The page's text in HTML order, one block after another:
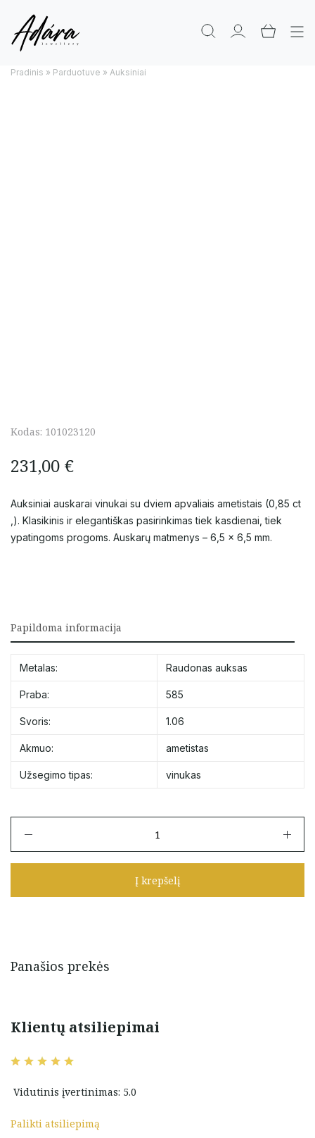
Pradinis » Parduotuve » Auksiniai
Kodas: 101023120
231,00 €
Auksiniai auskarai vinukai su dviem apvaliais ametistais (0,85 ct
,). Klasikinis ir elegantiškas pasirinkimas tiek kasdienai, tiek
ypatingoms progoms. Auskarų matmenys – 6,5 × 6,5 mm.
Papildoma informacija
Metalas: Raudonas auksas
Praba: 585
Svoris: 1.06
Akmuo: ametistas
Užsegimo tipas: vinukas
Į krepšelį
Panašios prekės
Klientų atsiliepimai
Vidutinis įvertinimas: 5.0
Palikti atsiliepimą